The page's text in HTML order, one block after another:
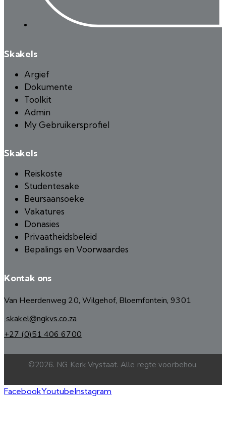
Skakels
Argief
Dokumente
Toolkit
Admin
My Gebruikersprofiel
Skakels
Reiskoste
Studentesake
Beursaansoeke
Vakatures
Donasies
Privaatheidsbeleid
Bepalings en Voorwaardes
Kontak ons
Van Heerdenweg 20, Wilgehof, Bloemfontein, 9301
skakel@ngkvs.co.za
+27 (0)51 406 6700
©2026. NG Kerk Vrystaat. Alle regte voorbehou.
FacebookYoutubeInstagram